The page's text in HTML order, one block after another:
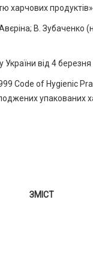
харчових
В. Зубаченко
від 4
Code of Hygienic
упакованих
ЗМІСТ